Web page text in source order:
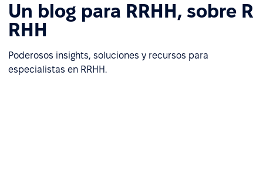
Un blog para RRHH, sobre R
RHH
Poderosos insights, soluciones y recursos para
especialistas en RRHH.